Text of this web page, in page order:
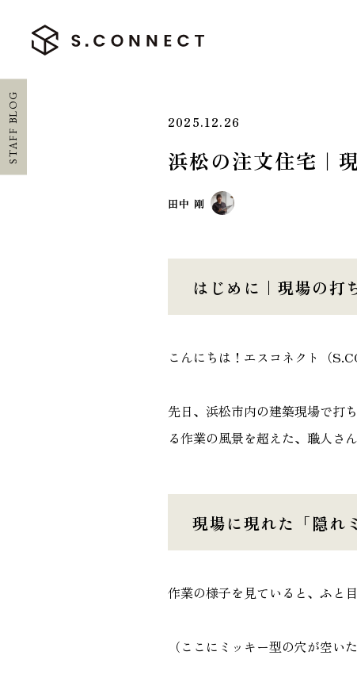
CONCEPT
施工ギャラリー
STAFF BLOG 2025.12.26
浜松の注文住宅｜
田中 剛
はじめに｜現場の打
こんにちは！エスコネクト（
先日、浜松市内の建築現場で打
る作業の風景を超えた、職人さ
現場に現れた「隠れ
作業の様子を見ていると、ふと
（ここにミッキー型の穴が空い